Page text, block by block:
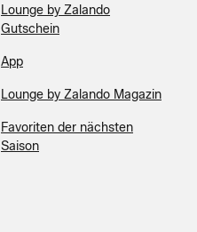
Lounge by Zalando
Gutschein
App
Lounge by Zalando Magazin
Favoriten der nächsten
Saison